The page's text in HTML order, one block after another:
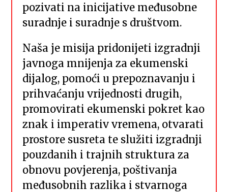
pozivati na inicijative međusobne
suradnje i suradnje s društvom.
Naša je misija pridonijeti izgradnji
javnoga mnijenja za ekumenski
dijalog, pomoći u prepoznavanju i
prihvaćanju vrijednosti drugih,
promovirati ekumenski pokret kao
znak i imperativ vremena, otvarati
prostore susreta te služiti izgradnji
pouzdanih i trajnih struktura za
obnovu povjerenja, poštivanja
međusobnih razlika i stvarnoga